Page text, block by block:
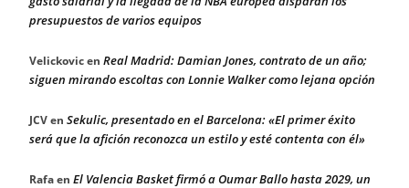
presupuestos de varios equipos
Velickovicen Real Madrid: Damian Jones, contrato de un año;
siguen mirando escoltas con Lonnie Walker como lejana opción
JCVen Sekulic, presentado en el Barcelona: «El primer éxito
será que la afición reconozca un estilo y esté contenta con él»
Rafaen El Valencia Basket firmó a Oumar Ballo hasta 2029, un